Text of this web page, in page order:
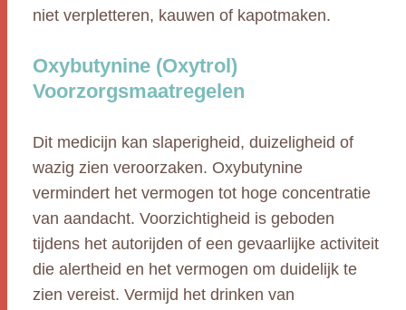
niet verpletteren, kauwen of kapotmaken.
Oxybutynine (Oxytrol)
Voorzorgsmaatregelen
Dit medicijn kan slaperigheid, duizeligheid of
wazig zien veroorzaken. Oxybutynine
vermindert het vermogen tot hoge concentratie
van aandacht. Voorzichtigheid is geboden
tijdens het autorijden of een gevaarlijke activiteit
die alertheid en het vermogen om duidelijk te
zien vereist. Vermijd het drinken van